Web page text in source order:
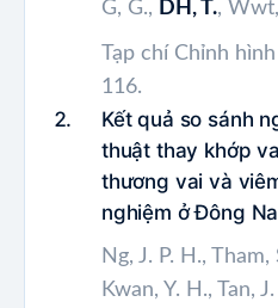
G, G., DH, T.,
Tạp chí Chỉnh
116.
Kết quả so sánh
thuật thay khớp
thương vai và
nghiệm ở Đông
Ng, J. P. H., Tham,
Kwan, Y. H., Tan,